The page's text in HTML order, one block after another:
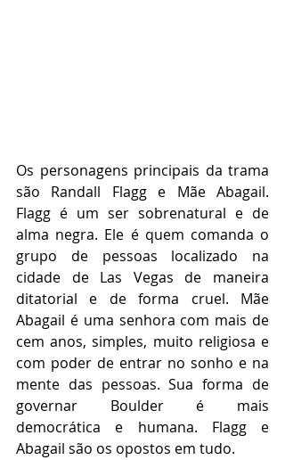
Os personagens principais da trama
são Randall Flagg e Mãe Abagail.
Flagg é um ser sobrenatural e de
alma negra. Ele é quem comanda o
grupo de pessoas localizado na
cidade de Las Vegas de maneira
ditatorial e de forma cruel. Mãe
Abagail é uma senhora com mais de
cem anos, simples, muito religiosa e
com poder de entrar no sonho e na
mente das pessoas. Sua forma de
governar Boulder é mais
democrática e humana. Flagg e
Abagail são os opostos em tudo.